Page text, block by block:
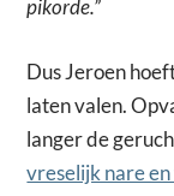
pikorde.”
Dus Jeroen
laten valen.
langer de
vreselijk nare en